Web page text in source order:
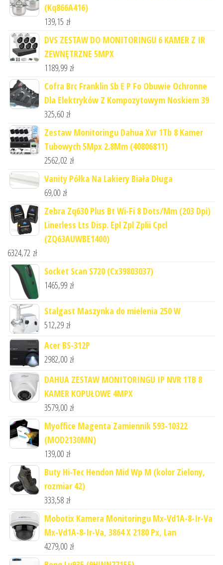
(Kq866A416)
139,15 zł
DVS ZESTAW DO MONITORINGU 6 KAMER Z IR
ZEWNĘTRZNE 5MPX
1189,99 zł
Cofra Brc Franklin Sb E P Fo Obuwie Ochronne
Dla Elektryków Z Kompozytowym Noskiem 39
325,60 zł
Zestaw Monitoringu Dahua Xvr 1Tb 8 Kamer
Tubowych 5Mpx 2.8Mm (40806811)
2562,02 zł
Vanity Półka Na Lakiery Biała Długa
69,00 zł
Zebra Zq630 Plus Bt Wi-Fi 8 Dots/Mm (203 Dpi)
Linerless Lts Disp. Epl Zpl Zplii Cpcl
(ZQ63AUWBE1400)
6324,72 zł
Socket Scan S720 (Cx39803037)
1465,99 zł
Stalgast Maszynka do mielenia 250 W
512,29 zł
Acer BS-312P
2982,00 zł
DAHUA ZESTAW MONITORINGU IP NVR 1TB 8
KAMER KOPUŁOWE 4MPX
3579,00 zł
Myoffice Magenta Zamiennik 593-10322
(MOD2130MN)
139,00 zł
Buty Hi-Tec Hendon Mid Wp M (kolor Zielony,
rozmiar 42)
333,58 zł
Mobotix Kamera Monitoringu Mx-Vd1A-8-Ir-Va
Mx-Vd1A-8-Ir-Va, 3864 X 2180 Px, Lan
4279,00 zł